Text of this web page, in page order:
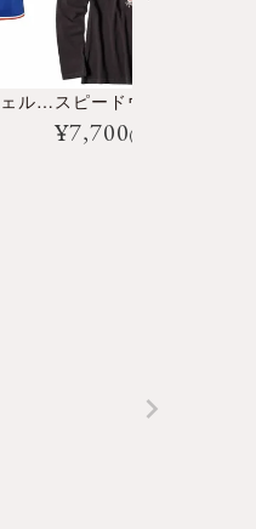
アルピーヌ F1 チーム フェルナンド・アロンソ ドライバー Tシャツ
¥7,700(税込)